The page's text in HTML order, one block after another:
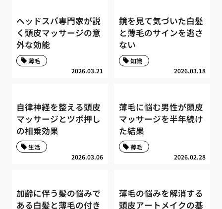
ヘッドスパ専門家が説
く頭皮マッサージの意
外な効能
2026.03.21
薄毛
鏡を見て気づいた白髪
と薄毛のサインを逃さ
ない
2026.03.18
知識
自律神経を整える頭皮
マッサージとツボ押し
の相乗効果
2026.03.06
生活
薄毛に悩む男性が頭皮
マッサージを半年続け
た結果
2026.02.28
薄毛
加齢に伴う髪の悩みで
ある白髪と薄毛の付き
薄毛の悩みを解消する
頭皮アートメイクの基